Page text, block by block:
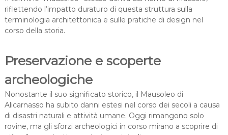
riflettendo l’impatto duraturo di questa struttura sulla
terminologia architettonica e sulle pratiche di design nel
corso della storia.
Preservazione e scoperte
archeologiche
Nonostante il suo significato storico, il Mausoleo di
Alicarnasso ha subito danni estesi nel corso dei secoli a causa
di disastri naturali e attività umane. Oggi rimangono solo
rovine, ma gli sforzi archeologici in corso mirano a scoprire di